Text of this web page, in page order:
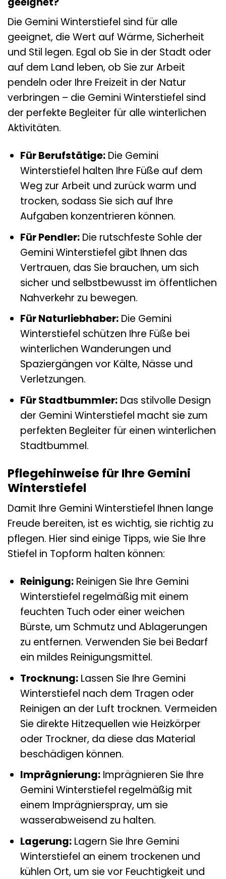
Die Gemini Winterstiefel sind für alle
geeignet, die Wert auf Wärme, Sicherheit
und Stil legen. Egal ob Sie in der Stadt oder
auf dem Land leben, ob Sie zur Arbeit
pendeln oder Ihre Freizeit in der Natur
verbringen – die Gemini Winterstiefel sind
der perfekte Begleiter für alle winterlichen
Aktivitäten.
Für Berufstätige:Die Gemini
Winterstiefel halten Ihre Füße auf dem
Weg zur Arbeit und zurück warm und
trocken, sodass Sie sich auf Ihre
Aufgaben konzentrieren können.
Für Pendler:Die rutschfeste Sohle der
Gemini Winterstiefel gibt Ihnen das
Vertrauen, das Sie brauchen, um sich
sicher und selbstbewusst im öffentlichen
Nahverkehr zu bewegen.
Für Naturliebhaber:Die Gemini
Winterstiefel schützen Ihre Füße bei
winterlichen Wanderungen und
Spaziergängen vor Kälte, Nässe und
Verletzungen.
Für Stadtbummler:Das stilvolle Design
der Gemini Winterstiefel macht sie zum
perfekten Begleiter für einen winterlichen
Stadtbummel.
Pflegehinweise für Ihre Gemini
Winterstiefel
Damit Ihre Gemini Winterstiefel Ihnen lange
Freude bereiten, ist es wichtig, sie richtig zu
pflegen. Hier sind einige Tipps, wie Sie Ihre
Stiefel in Topform halten können:
Reinigung:Reinigen Sie Ihre Gemini
Winterstiefel regelmäßig mit einem
feuchten Tuch oder einer weichen
Bürste, um Schmutz und Ablagerungen
zu entfernen. Verwenden Sie bei Bedarf
ein mildes Reinigungsmittel.
Trocknung:Lassen Sie Ihre Gemini
Winterstiefel nach dem Tragen oder
Reinigen an der Luft trocknen. Vermeiden
Sie direkte Hitzequellen wie Heizkörper
oder Trockner, da diese das Material
beschädigen können.
Imprägnierung:Imprägnieren Sie Ihre
Gemini Winterstiefel regelmäßig mit
einem Imprägnierspray, um sie
wasserabweisend zu halten.
Lagerung:Lagern Sie Ihre Gemini
Winterstiefel an einem trockenen und
kühlen Ort, um sie vor Feuchtigkeit und